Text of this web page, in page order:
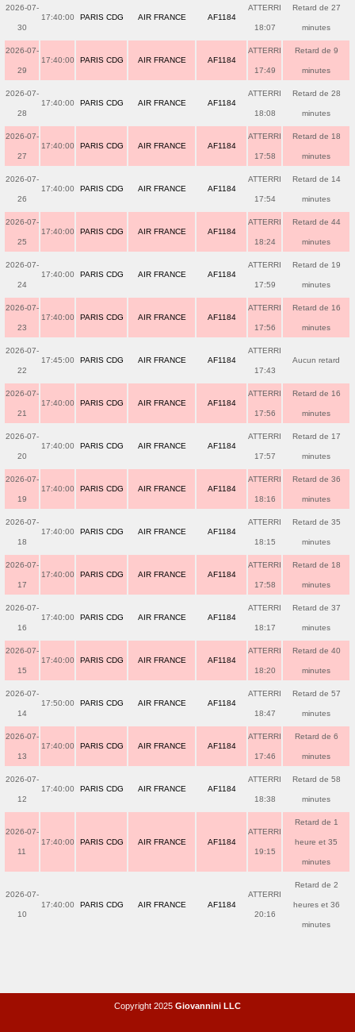
2026-07-
30
17:40:00 PARIS CDG AIR FRANCE AF1184
ATTERRI
18:07
Retard de 27
minutes
2026-07-
29
17:40:00 PARIS CDG AIR FRANCE AF1184
ATTERRI
17:49
Retard de 9
minutes
2026-07-
28
17:40:00 PARIS CDG AIR FRANCE AF1184
ATTERRI
18:08
Retard de 28
minutes
2026-07-
27
17:40:00 PARIS CDG AIR FRANCE AF1184
ATTERRI
17:58
Retard de 18
minutes
2026-07-
26
17:40:00 PARIS CDG AIR FRANCE AF1184
ATTERRI
17:54
Retard de 14
minutes
2026-07-
25
17:40:00 PARIS CDG AIR FRANCE AF1184
ATTERRI
18:24
Retard de 44
minutes
2026-07-
24
17:40:00 PARIS CDG AIR FRANCE AF1184
ATTERRI
17:59
Retard de 19
minutes
2026-07-
23
17:40:00 PARIS CDG AIR FRANCE AF1184
ATTERRI
17:56
Retard de 16
minutes
2026-07-
22
17:45:00 PARIS CDG AIR FRANCE AF1184
ATTERRI
17:43
Aucun retard
2026-07-
21
17:40:00 PARIS CDG AIR FRANCE AF1184
ATTERRI
17:56
Retard de 16
minutes
2026-07-
20
17:40:00 PARIS CDG AIR FRANCE AF1184
ATTERRI
17:57
Retard de 17
minutes
2026-07-
19
17:40:00 PARIS CDG AIR FRANCE AF1184
ATTERRI
18:16
Retard de 36
minutes
2026-07-
18
17:40:00 PARIS CDG AIR FRANCE AF1184
ATTERRI
18:15
Retard de 35
minutes
2026-07-
17
17:40:00 PARIS CDG AIR FRANCE AF1184
ATTERRI
17:58
Retard de 18
minutes
2026-07-
16
17:40:00 PARIS CDG AIR FRANCE AF1184
ATTERRI
18:17
Retard de 37
minutes
2026-07-
15
17:40:00 PARIS CDG AIR FRANCE AF1184
ATTERRI
18:20
Retard de 40
minutes
2026-07-
14
17:50:00 PARIS CDG AIR FRANCE AF1184
ATTERRI
18:47
Retard de 57
minutes
2026-07-
13
17:40:00 PARIS CDG AIR FRANCE AF1184
ATTERRI
17:46
Retard de 6
minutes
2026-07-
12
17:40:00 PARIS CDG AIR FRANCE AF1184
ATTERRI
18:38
Retard de 58
minutes
2026-07-
11
17:40:00 PARIS CDG AIR FRANCE AF1184
ATTERRI
19:15
Retard de 1
heure et 35
minutes
2026-07-
10
17:40:00 PARIS CDG AIR FRANCE AF1184
ATTERRI
20:16
Retard de 2
heures et 36
minutes
Copyright 2025 Giovannini LLC